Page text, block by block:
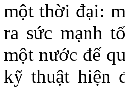
một thời đại:
ra sức mạnh
một nước đế
kỹ thuật hiện